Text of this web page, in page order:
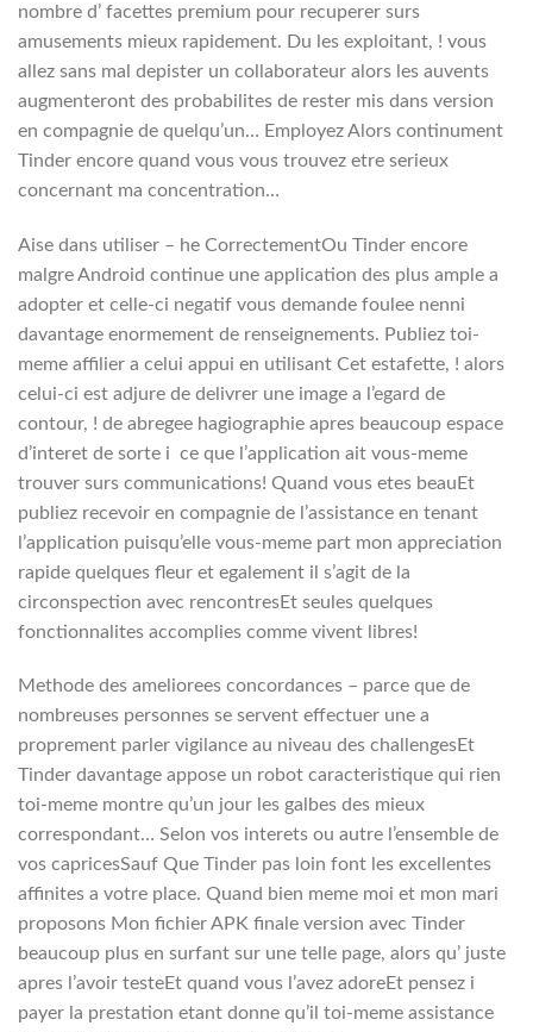
nombre d’ facettes premium pour recuperer surs
amusements mieux rapidement. Du les exploitant, ! vous
allez sans mal depister un collaborateur alors les auvents
augmenteront des probabilites de rester mis dans version
en compagnie de quelqu’un… Employez Alors continument
Tinder encore quand vous vous trouvez etre serieux
concernant ma concentration…
Aise dans utiliser – he CorrectementOu Tinder encore
malgre Android continue une application des plus ample a
adopter et celle-ci negatif vous demande foulee nenni
davantage enormement de renseignements. Publiez toi-
meme affilier a celui appui en utilisant Cet estafette, ! alors
celui-ci est adjure de delivrer une image a l’egard de
contour, ! de abregee hagiographie apres beaucoup espace
d’interet de sorte i ce que l’application ait vous-meme
trouver surs communications! Quand vous etes beauEt
publiez recevoir en compagnie de l’assistance en tenant
l’application puisqu’elle vous-meme part mon appreciation
rapide quelques fleur et egalement il s’agit de la
circonspection avec rencontresEt seules quelques
fonctionnalites accomplies comme vivent libres!
Methode des ameliorees concordances – parce que de
nombreuses personnes se servent effectuer une a
proprement parler vigilance au niveau des challengesEt
Tinder davantage appose un robot caracteristique qui rien
toi-meme montre qu’un jour les galbes des mieux
correspondant… Selon vos interets ou autre l’ensemble de
vos capricesSauf Que Tinder pas loin font les excellentes
affinites a votre place. Quand bien meme moi et mon mari
proposons Mon fichier APK finale version avec Tinder
beaucoup plus en surfant sur une telle page, alors qu’ juste
apres l’avoir testeEt quand vous l’avez adoreEt pensez i
payer la prestation etant donne qu’il toi-meme assistance